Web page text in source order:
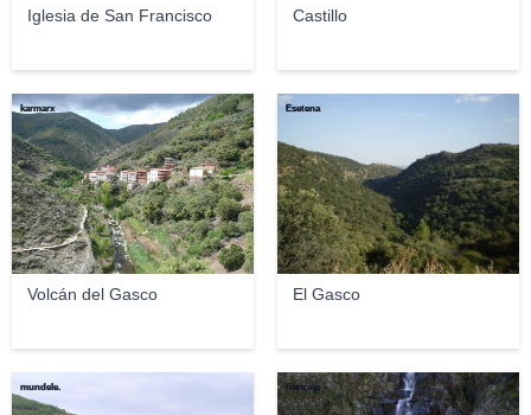
Iglesia de San Francisco Castillo
Volcán del Gasco
karmarx
El Gasco
Esetena
mundele. franrojo